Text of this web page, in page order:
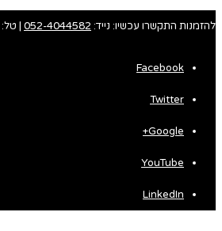
להזמנות התקשרו עכשיו: נייד: 052-4044582 | טל:
Facebook
Twitter
Google+
YouTube
LinkedIn